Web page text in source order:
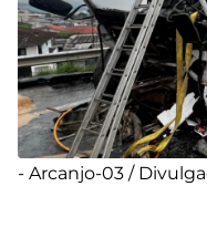
- Arcanjo-03 /